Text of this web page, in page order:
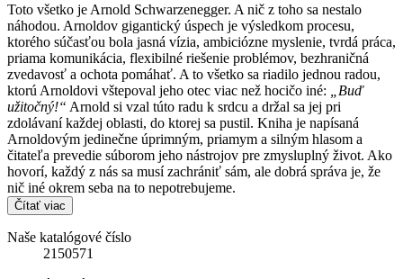
Toto všetko je Arnold Schwarzenegger. A nič z toho sa nestalo
náhodou. Arnoldov gigantický úspech je výsledkom procesu,
ktorého súčasťou bola jasná vízia, ambiciózne myslenie, tvrdá práca,
priama komunikácia, flexibilné riešenie problémov, bezhraničná
zvedavosť a ochota pomáhať. A to všetko sa riadilo jednou radou,
ktorú Arnoldovi vštepoval jeho otec viac než hocičo iné: „Buď
užitočný!“ Arnold si vzal túto radu k srdcu a držal sa jej pri
zdolávaní každej oblasti, do ktorej sa pustil. Kniha je napísaná
Arnoldovým jedinečne úprimným, priamym a silným hlasom a
čitateľa prevedie súborom jeho nástrojov pre zmysluplný život. Ako
hovorí, každý z nás sa musí zachrániť sám, ale dobrá správa je, že
nič iné okrem seba na to nepotrebujeme.
Čítať viac
Naše katalógové číslo
2150571